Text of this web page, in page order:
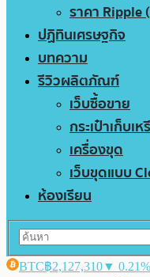
ราคา Ripple
ปฏิทินเศรษฐกิจ
บทความ
รีวิวผลิตภัณฑ์
เว็บซื้อขาย
กระเป๋าเก็บเ
เครื่องขุด
เว็บขุดแบบ
ห้องเรียน
BTC฿2,127,310▼ 0.21%